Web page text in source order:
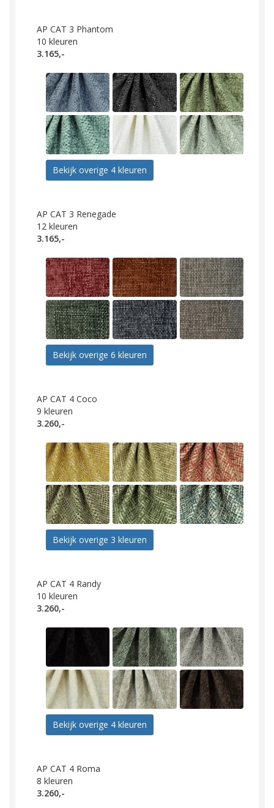
AP CAT 3 Phantom
10 kleuren
3.165,-
Bekijk overige 4 kleuren
AP CAT 3 Renegade
12 kleuren
3.165,-
Bekijk overige 6 kleuren
AP CAT 4 Coco
9 kleuren
3.260,-
Bekijk overige 3 kleuren
AP CAT 4 Randy
10 kleuren
3.260,-
Bekijk overige 4 kleuren
AP CAT 4 Roma
8 kleuren
3.260,-